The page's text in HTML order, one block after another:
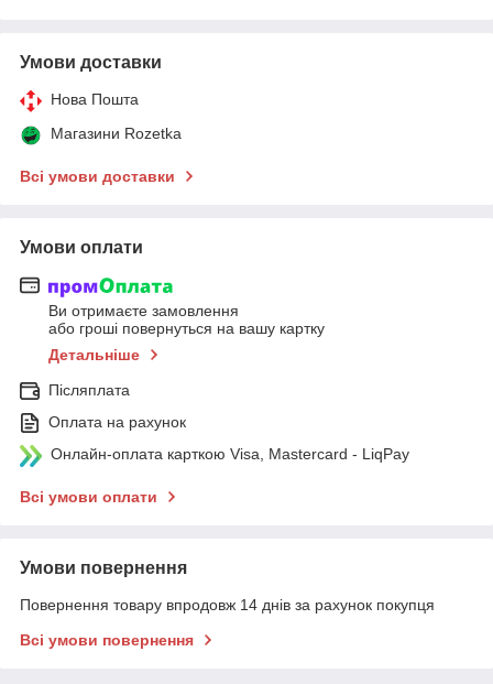
Умови доставки
Нова Пошта
Магазини Rozetka
Всі умови доставки
Умови оплати
Ви отримаєте замовлення
або гроші повернуться на вашу картку
Детальніше
Післяплата
Оплата на рахунок
Онлайн-оплата карткою Visa, Mastercard - LiqPay
Всі умови оплати
Умови повернення
Повернення товару впродовж 14 днів за рахунок покупця
Всі умови повернення